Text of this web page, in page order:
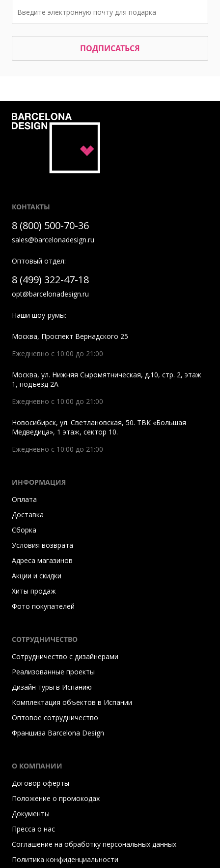
ПОДПИСАТЬСЯ
КОНТАКТЫ
8 (800) 500-70-36
sales@barcelonadesign.ru
Оптовый отдел:
8 (499) 322-47-18
opt@barcelonadesign.ru
Наши шоу-румы:
Москва, Проспект Вернадского 25
Ежедневно с 10:00 до 21:00
Москва, ул. Нижняя Сыромятническая, д.10, стр. 2, этаж
1, подъезд 2A
Ежедневно с 10:00 до 21:00
Новосибирск, ул. Светлановская, 50. ТВК «Большая
Медведица», 1 этаж, сектор 10.
Ежедневно с 10:00 до 21:00
ИНФОРМАЦИЯ
Оплата
Доставка
Сборка
Условия возврата
Адреса магазинов
Акции и скидки
Хиты продаж
Фото покупателей
СОТРУДНИЧЕСТВО
Сотрудничество с дизайнерами
Реализованные проекты
Дизайн туры в Испанию
Комплектация объектов в Испании
Оптовое сотрудничество
Франшиза Barcelona Design
О КОМПАНИИ
Договор оферты
Положение о промокодах
Документы
Пресса о нас
Соглашение на обработку персональных данных
Политика конфиденциальности